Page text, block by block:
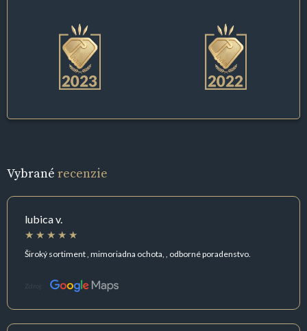
Vybrané recenzie
lubica v.
Široký sortiment , mimoriadna ochota, , odborné poradenstvo.
Zdroj: